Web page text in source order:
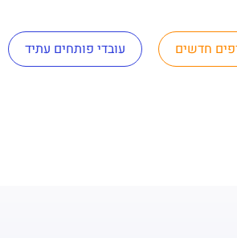
חדשים עובדי פותחים עתיד